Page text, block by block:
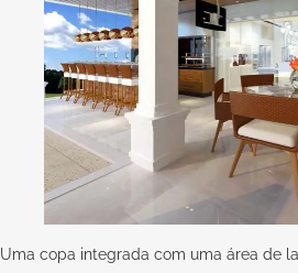
Uma copa integrada com uma área de